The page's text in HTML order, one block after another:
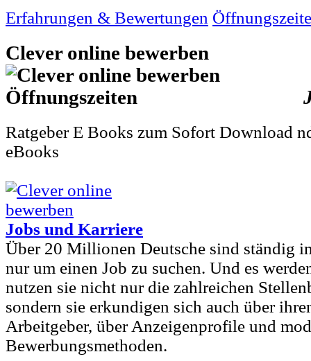
Erfahrungen & Bewertungen
Clever online bewerben
Ratgeber E Books zum Sofort Download
eBooks
Jobs und Karriere
Über 20 Millionen Deutsche sind ständig
nur um einen Job zu suchen. Und es
nutzen sie nicht nur die zahlreichen
sondern sie erkundigen sich auch über
Arbeitgeber, über Anzeigenprofile und
Bewerbungsmethoden.